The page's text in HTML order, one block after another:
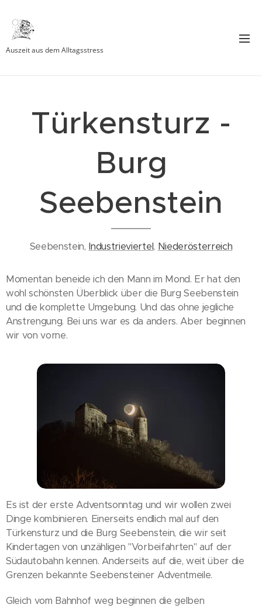
Auszeit aus dem Alltagsstress
Türkensturz -
Burg
Seebenstein
Seebenstein, Industrieviertel, Niederösterreich
Momentan beneide ich den Mann im Mond. Er hat den
wohl schönsten Überblick über die Burg Seebenstein
und die komplette Umgebung. Und das ohne jegliche
Anstrengung. Bei uns war es da anders. Aber beginnen
wir von vorne.
Es ist der erste Adventsonntag und wir wollen zwei
Dinge kombinieren. Einerseits endlich mal auf den
Türkensturz und die Burg Seebenstein, die wir seit
Kindertagen von unzähligen "Vorbeifahrten" auf der
Südautobahn kennen. Anderseits auf die, weit über die
Grenzen bekannte Seebensteiner Adventmeile.
Gleich vom Bahnhof weg beginnen die gelben